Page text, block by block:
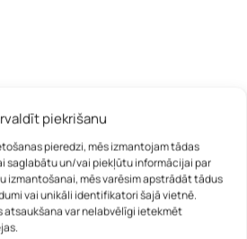
piekrišanu
pieredzi, mēs izmantojam tādas
saglabātu un/vai piekļūtu informācijai par
izmantošanai, mēs varēsim apstrādāt tādus
vai unikāli identifikatori šajā vietnē.
atsaukšana var nelabvēlīgi ietekmēt
25,4 mm
153, 620/25,4 mm